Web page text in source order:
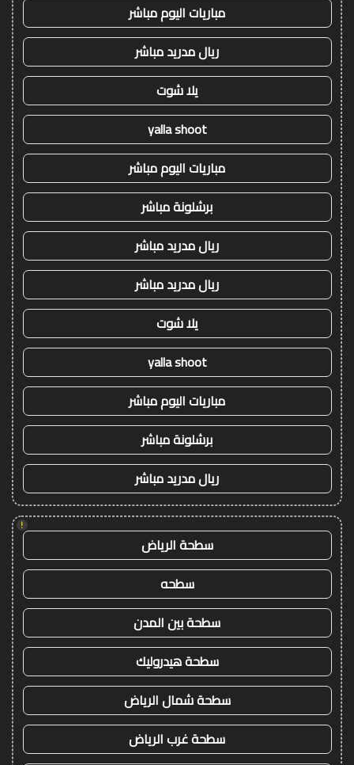
مباريات اليوم مباشر
ريال مدريد مباشر
يلا شوت
yalla shoot
مباريات اليوم مباشر
برشلونة مباشر
ريال مدريد مباشر
ريال مدريد مباشر
يلا شوت
yalla shoot
مباريات اليوم مباشر
برشلونة مباشر
ريال مدريد مباشر
!
سطحة الرياض
سطحه
سطحة بين المدن
سطحة هيدروليك
سطحة شمال الرياض
سطحة غرب الرياض